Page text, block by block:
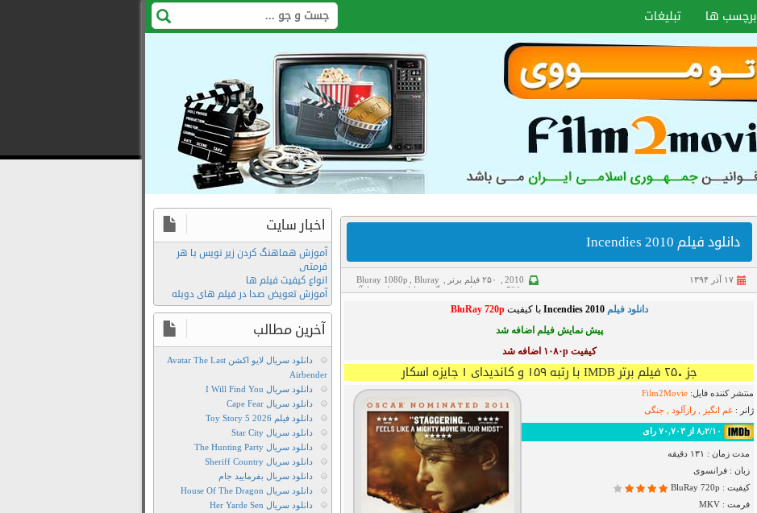
برچسب ها تبلیغات
دانلود فیلم Incendies 2010
۱۷ آذر ۱۳۹۴ 2010 ۲۵۰ فیلم برتر Bluray 1080p
Bluray
720p
پیش نمایش جنگی دانلود فیلم رازآلود
دانلود فیلم Incendies 2010 با کیفیتBluRay 720p
پیش نمایش فیلم اضافه شد
کیفیت ۱۰۸۰p اضافه شد
جز ۲۵۰ فیلم برتر IMDB با رتبه ۱۵۹ و کاندیدای ۱ جایزه اسکار
منتشر کننده فایل: Film2Movie
ژانر : غم انگیز , رازآلود , جنگی
مدت زمان : ۱۳۱ دقیقه
زبان : فرانسوی
کیفیت : BluRay 720p
فرمت : MKV
اخبار سایت
آموزش هماهنگ کردن زیر نویس با هر
فرمتی
انواع کیفیت فیلم ها
آموزش تعویض صدا در فیلم های دوبله
آخرین مطالب
دانلود سریال لایو اکشن Avatar The Last
Airbender
دانلود سریال I Will Find You
دانلود سریال Cape Fear
دانلود فیلم Toy Story 5 2026
دانلود سریال Star City
دانلود سریال The Hunting Party
دانلود سریال Sheriff Country
دانلود سریال بفرمایید جام
دانلود سریال House Of The Dragon
دانلود سریال Her Yarde Sen